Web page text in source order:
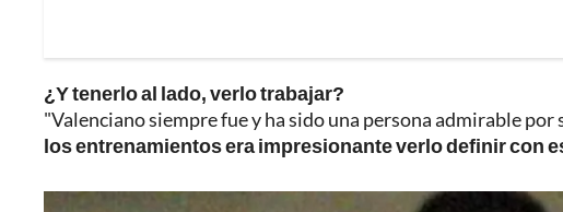
¿Y tenerlo al lado, verlo trabajar?
"Valenciano siempre fue y ha sido una persona admirable por
los entrenamientos era impresionante verlo definir con